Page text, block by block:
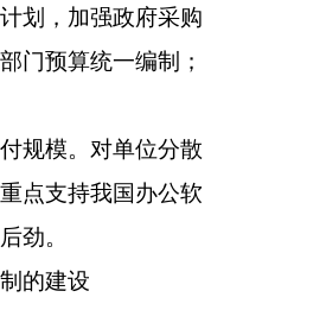
划，加强政府采购
门预算统一编制；
规模。对单位分散
点支持我国办公软
劲。
的建设